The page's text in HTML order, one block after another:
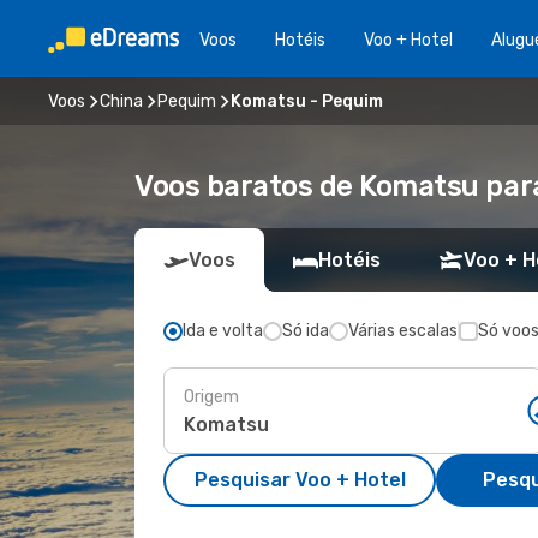
Voos Hotéis Voo + Hotel
Voos China Pequim Komatsu - Pequim
Voos baratos de Komatsu
Voos Hotéis Voo +
Ida e volta Só ida Várias escalas Só
Origem
Pesquisar Voo + Hotel